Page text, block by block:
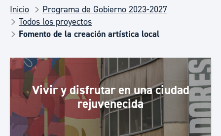
Inicio
Programa de Gobierno 2023-2027
Todos los proyectos
Fomento de la creación artística local
Vivir y disfrutar en una ciudad
rejuvenecida